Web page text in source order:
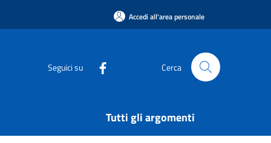
Accedi all'area personale
Seguici su Cerca
Tutti gli argomenti